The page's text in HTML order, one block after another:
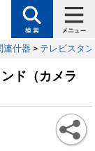
連什器 > テレビスタ
ド（カメラ